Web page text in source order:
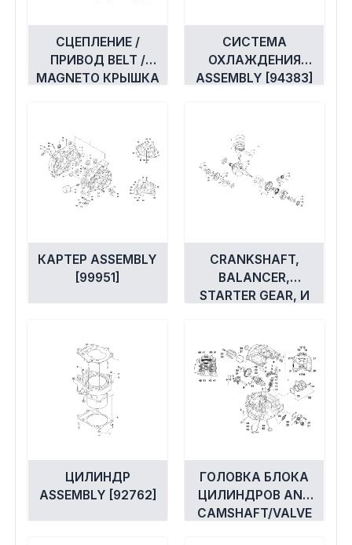
СЦЕПЛЕНИЕ /
ПРИВОД BELT /
MAGNETO КРЫШКА
СИСТЕМА
ОХЛАЖДЕНИЯ
ASSEMBLY [94383]
КАРТЕР ASSEMBLY
[99951]
CRANKSHAFT,
BALANCER,
STARTER GEAR, И
[94324]
ЦИЛИНДР
ASSEMBLY [92762]
ГОЛОВКА БЛОКА
ЦИЛИНДРОВ AND
CAMSHAFT/VALVE